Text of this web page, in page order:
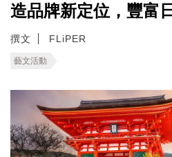
造品牌新定位，豐富
撰文 FLiPER
藝文活動